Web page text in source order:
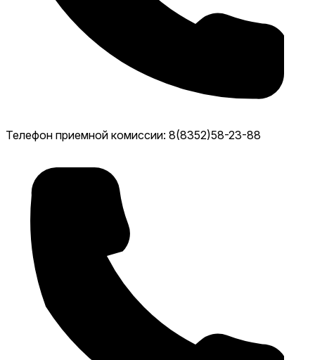
Телефон приемной комиссии: 8(8352)58-23-88